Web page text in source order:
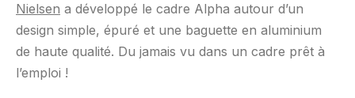
Nielsen a développé le cadre Alpha autour d’un
design simple, épuré et une baguette en aluminium
de haute qualité. Du jamais vu dans un cadre prêt à
l’emploi !